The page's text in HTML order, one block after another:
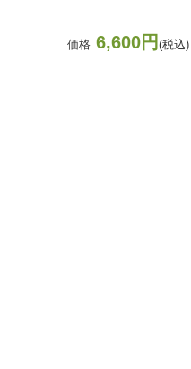
価格 6,600円(税込)